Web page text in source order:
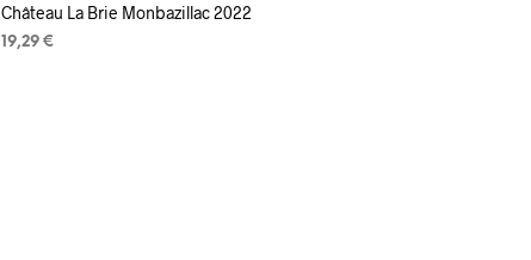
Château La Brie Monbazillac 2022
19,29 €